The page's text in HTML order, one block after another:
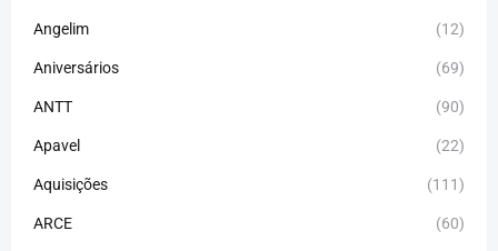
Angelim (12)
Aniversários (69)
ANTT (90)
Apavel (22)
Aquisições (111)
ARCE (60)